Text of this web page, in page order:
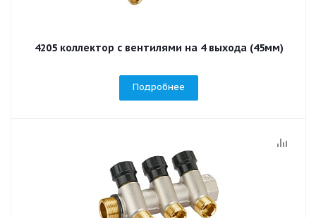
4205 коллектор с вентилями на 4 выхода (45мм)
Подробнее